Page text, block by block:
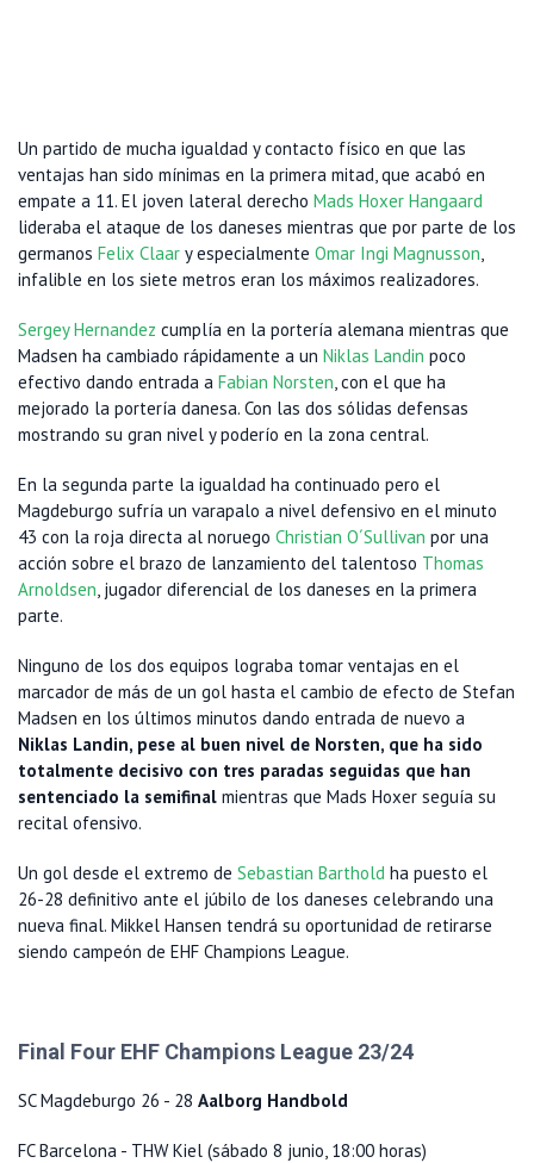
Un partido de mucha igualdad y contacto físico en que las
ventajas han sido mínimas en la primera mitad, que acabó en
empate a 11. El joven lateral derecho Mads Hoxer Hangaard
lideraba el ataque de los daneses mientras que por parte de los
germanos Felix Claar y especialmente Omar Ingi Magnusson,
infalible en los siete metros eran los máximos realizadores.
Sergey Hernandez cumplía en la portería alemana mientras que
Madsen ha cambiado rápidamente a un Niklas Landin poco
efectivo dando entrada a Fabian Norsten, con el que ha
mejorado la portería danesa. Con las dos sólidas defensas
mostrando su gran nivel y poderío en la zona central.
En la segunda parte la igualdad ha continuado pero el
Magdeburgo sufría un varapalo a nivel defensivo en el minuto
43 con la roja directa al noruego Christian O´Sullivan por una
acción sobre el brazo de lanzamiento del talentoso Thomas
Arnoldsen, jugador diferencial de los daneses en la primera
parte.
Ninguno de los dos equipos lograba tomar ventajas en el
marcador de más de un gol hasta el cambio de efecto de Stefan
Madsen en los últimos minutos dando entrada de nuevo a
Niklas Landin, pese al buen nivel de Norsten, que ha sido
totalmente decisivo con tres paradas seguidas que han
sentenciado la semifinal mientras que Mads Hoxer seguía su
recital ofensivo.
Un gol desde el extremo de Sebastian Barthold ha puesto el
26-28 definitivo ante el júbilo de los daneses celebrando una
nueva final. Mikkel Hansen tendrá su oportunidad de retirarse
siendo campeón de EHF Champions League.
Final Four EHF Champions League 23/24
SC Magdeburgo 26 - 28 Aalborg Handbold
FC Barcelona - THW Kiel (sábado 8 junio, 18:00 horas)